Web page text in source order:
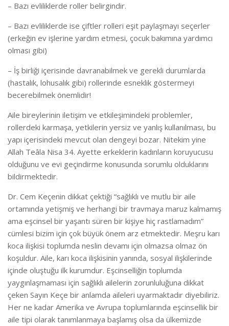
– Bazı evliliklerde roller belirgindir.
– Bazı evliliklerde ise çiftler rolleri eşit paylaşmayı seçerler
(erkeğin ev işlerine yardım etmesi, çocuk bakımına yardımcı
olması gibi)
– İş birliği içerisinde davranabilmek ve gerekli durumlarda
(hastalık, lohusalık gibi) rollerinde esneklik göstermeyi
becerebilmek önemlidir!
Aile bireylerinin iletişim ve etkileşimindeki problemler,
rollerdeki karmaşa, yetkilerin yersiz ve yanlış kullanılması, bu
yapı içerisindeki mevcut olan dengeyi bozar. Nitekim yine
Allah Teâla Nisa 34. Ayette erkeklerin kadınların koruyucusu
olduğunu ve evi geçindirme konusunda sorumlu olduklarını
bildirmektedir.
Dr. Cem Keçenin dikkat çektiği “sağlıklı ve mutlu bir aile
ortamında yetişmiş ve herhangi bir travmaya maruz kalmamış
ama eşcinsel bir yaşantı süren bir kişiye hiç rastlamadım”
cümlesi bizim için çok büyük önem arz etmektedir. Meşru karı
koca ilişkisi toplumda neslin devamı için olmazsa olmaz ön
koşuldur. Aile, karı koca ilişkisinin yanında, sosyal ilişkilerinde
içinde oluştuğu ilk kurumdur. Eşcinselliğin toplumda
yaygınlaşmaması için sağlıklı ailelerin zorunluluğuna dikkat
çeken Sayın Keçe bir anlamda aileleri uyarmaktadır diyebiliriz.
Her ne kadar Amerika ve Avrupa toplumlarında eşcinsellik bir
aile tipi olarak tanımlanmaya başlamış olsa da ülkemizde